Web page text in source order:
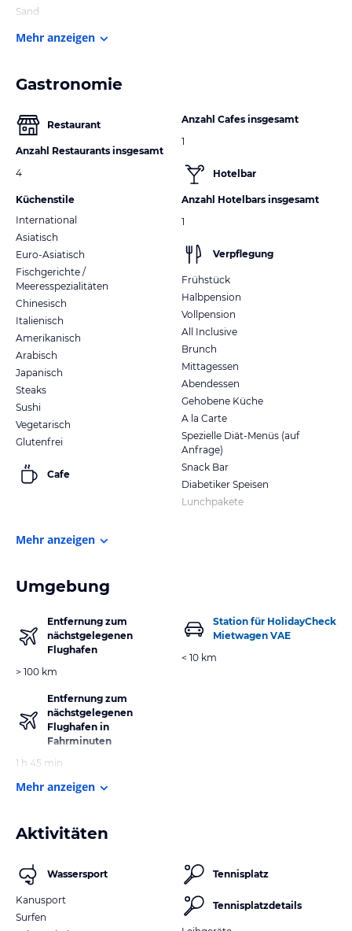
Sand
Mehr anzeigen
Gastronomie
Restaurant
Anzahl Restaurants insgesamt
4
Küchenstile
International
Asiatisch
Euro-Asiatisch
Fischgerichte /
Meeresspezialitäten
Chinesisch
Italienisch
Amerikanisch
Arabisch
Japanisch
Steaks
Sushi
Vegetarisch
Glutenfrei
Cafe
Anzahl Cafes insgesamt
1
Hotelbar
Anzahl Hotelbars insgesamt
1
Verpflegung
Frühstück
Halbpension
Vollpension
All Inclusive
Brunch
Mittagessen
Abendessen
Gehobene Küche
A la Carte
Spezielle Diät-Menüs (auf
Anfrage)
Snack Bar
Diabetiker Speisen
Lunchpakete
Mehr anzeigen
Umgebung
Entfernung zum
nächstgelegenen
Flughafen
> 100 km
Entfernung zum
nächstgelegenen
Flughafen in
Fahrminuten
1 h 45 min
Station für HolidayCheck
Mietwagen VAE
< 10 km
Mehr anzeigen
Aktivitäten
Wassersport
Kanusport
Surfen
Tennisplatz
Tennisplatzdetails